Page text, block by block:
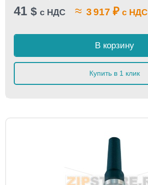
41 $ с НДС ≈ 3 917 ₽ с НДС
В корзину
Купить в 1 клик